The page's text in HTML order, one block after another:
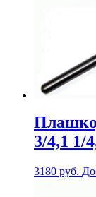
3/4,1 1/
3180 руб.